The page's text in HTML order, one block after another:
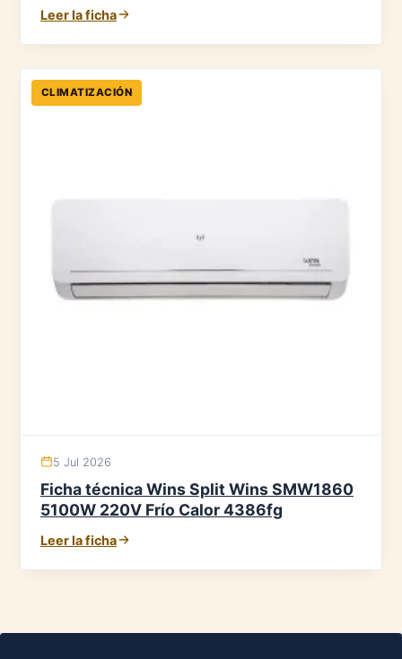
Leer la ficha
CLIMATIZACIÓN
5 Jul 2026
Ficha técnica Wins Split Wins SMW1860
5100W 220V Frío Calor 4386fg
Leer la ficha